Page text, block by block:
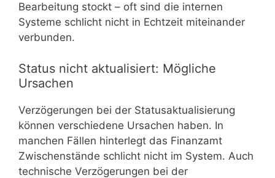
Bearbeitung stockt – oft sind die internen
Systeme schlicht nicht in Echtzeit miteinander
verbunden.
Status nicht aktualisiert: Mögliche
Ursachen
Verzögerungen bei der Statusaktualisierung
können verschiedene Ursachen haben. In
manchen Fällen hinterlegt das Finanzamt
Zwischenstände schlicht nicht im System. Auch
technische Verzögerungen bei der